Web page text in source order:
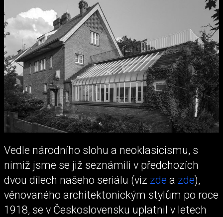
Vedle národního slohu a neoklasicismu, s
nimiž jsme se již seznámili v předchozích
dvou dílech našeho seriálu (viz zde a zde),
věnovaného architektonickým stylům po roce
1918, se v Československu uplatnil v letech